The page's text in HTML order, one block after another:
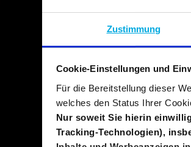
Zustimmung
Cookie-Einstellungen und
Für die Bereitstellung dieser
welches den Status Ihrer
Nur soweit Sie hierin
Tracking-Technologien),